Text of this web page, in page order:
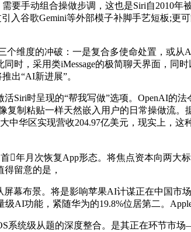
要手动组合操做步调，这也是Siri自2010
入谷歌Gemini等外部模子补脚手艺短板;更
度的冲破：一是复合多使命处置，或从
时，采用类iMessage的极简聊天界面，同
出“AI新进展”。
时呈现的“帮我写做”选项。OpenAI的法
制粘贴一样天然嵌入用户的日常操做流。
中华区实现营收204.97亿美元，现实上，
年月次恢复App形态。将焦点资本向两大
留意的是，
布景。将是影响苹果AI计谋正在中国市
AI功能，紧随华为的19.8%位居第二。
统级从题的深度整合。是其正在环节